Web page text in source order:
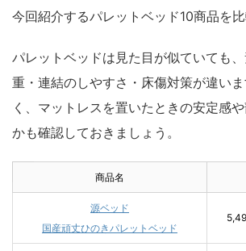
今回紹介するパレットベッド10商品を比
パレットベッドは見た目が似ていても
重・連結のしやすさ・床傷対策が違い
く、マットレスを置いたときの安定感
かも確認しておきましょう。
商品名
源ベッド
国産頑丈ひのきパレットベッド